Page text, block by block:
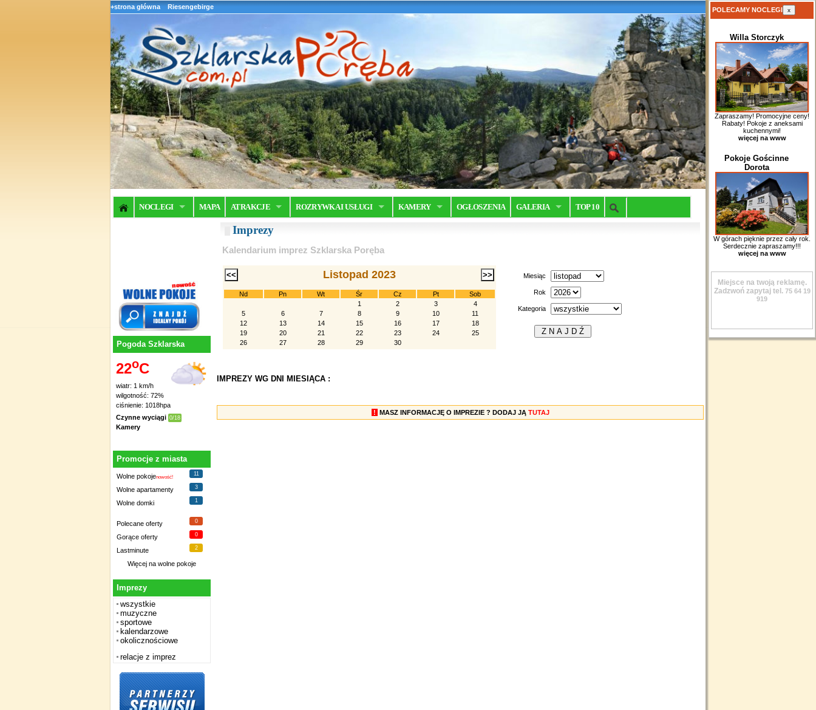
+strona główna Riesengebirge
NOCLEGI MAPA ATRAKCJE ROZRYWKA I USŁUGI KAMERY OGŁOSZENIA GALERIA TOP 10
Pogoda Szklarska
22oC
wiatr: 1 km/h
wilgotność: 72%
ciśnienie: 1018hpa
Czynne wyciągi 0/18
Kamery
Promocje z miasta
Wolne pokojenowość!
11
Wolne apartamenty 3
Wolne domki 1
Polecane oferty 0
Gorące oferty 0
Lastminute 2
Więcej na wolne pokoje
Imprezy
wszystkie
muzyczne
sportowe
kalendarzowe
okolicznościowe
relacje z imprez
Imprezy
Kalendarium imprez Szklarska Poręba
Listopad 2023
Nd Pn Wt Śr Cz Pt
Sob
1
2 3
4
5
6 7 8 9 10
11
12
13 14 15 16 17
18
19
20 21 22 23 24
25
26
27 28 29 30
Miesiąc
Rok
Kategoria
IMPREZY WG DNI MIESIĄCA :
! MASZ INFORMACJĘ O IMPREZIE ? DODAJ JĄ TUTAJ
POLECAMY NOCLEGI x
Willa Storczyk
Zapraszamy! Promocyjne ceny!
Rabaty! Pokoje z aneksami
kuchennymi!
więcej na www
Pokoje Gościnne
Dorota
W górach pięknie przez cały rok.
Serdecznie zapraszamy!!!
więcej na www
Miejsce na twoją reklamę.
Zadzwoń zapytaj tel. 75 64 19
919